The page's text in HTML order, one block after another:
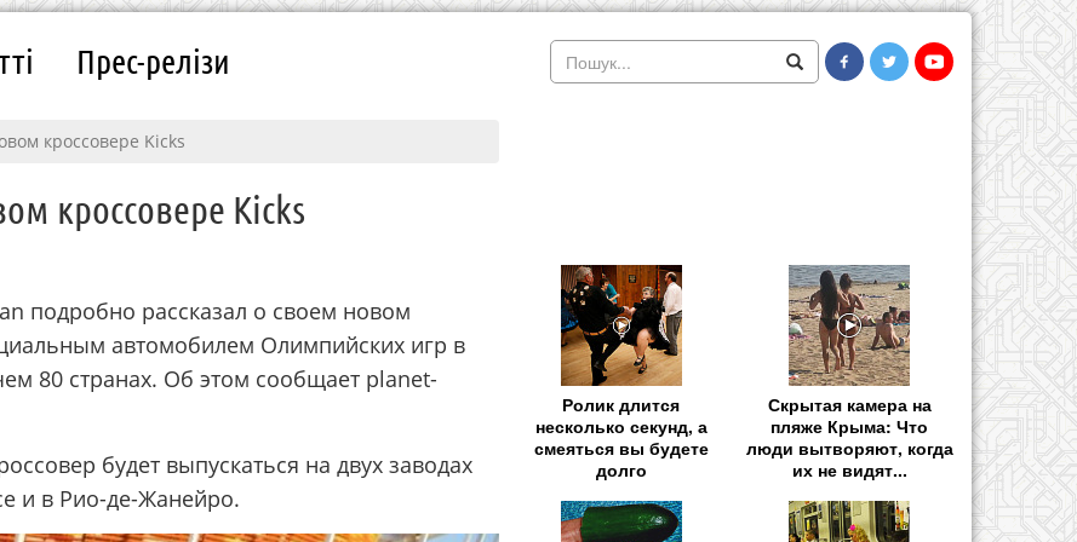
Прес-релізи
кроссовере Kicks
кроссовере Kicks
подробно рассказал о своем новом
автомобилем Олимпийских игр в
80 странах. Об этом сообщает planet-
будет выпускаться на двух заводах
и в Рио-де-Жанейро.
Ролик длится
несколько секунд, а
смеяться вы будете
долго
Скрытая камера на
пляже Крыма: Что
люди вытворяют, когда
их не видят...